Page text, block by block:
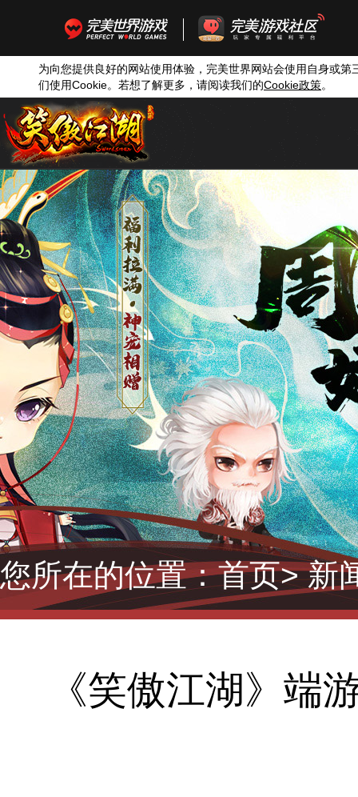
为向您提供良好的网站使用体验，完美世界网站会使用自身或第
们使用Cookie。若想了解更多，请阅读我们的Cookie政策。
您所在的位置：首页> 新
《笑傲江湖》端